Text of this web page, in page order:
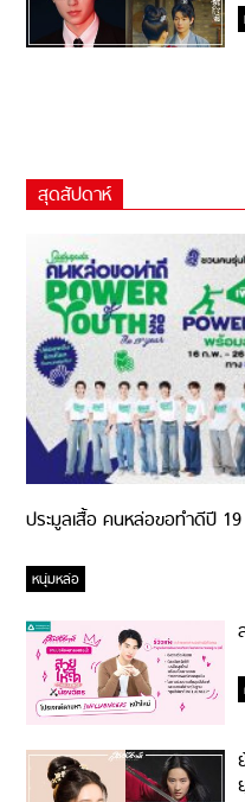
สุดสัปดาห์
ประมูลเสื้อ คนหล่อขอทำดีปี
หนุ่มหล่อ